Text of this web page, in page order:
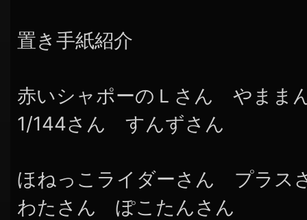
置き手紙紹介
赤いシャポーのＬさん やま
1/144さん すんずさん
ほねっこライダーさん プラ
わたさん ぽこたんさん